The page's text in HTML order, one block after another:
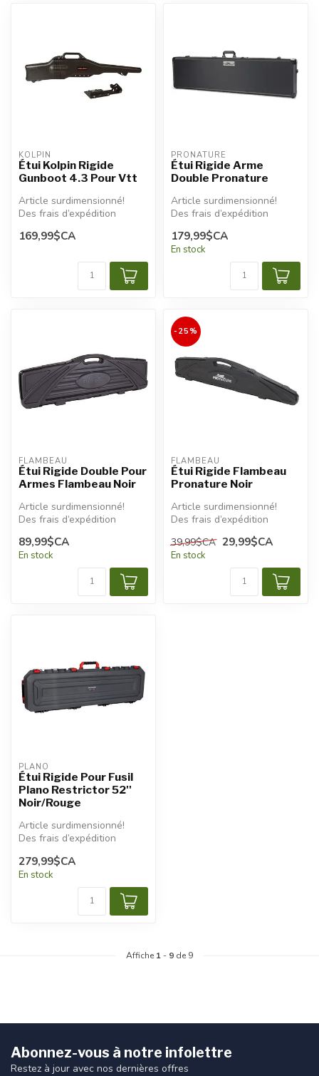
KOLPIN
Étui Kolpin Rigide
Gunboot 4.3 Pour Vtt
Article surdimensionné!
Des frais d’expédition
appliqués.
169,99$CA
PRONATURE
Étui Rigide Arme
Double Pronature
Article surdimensionné!
Des frais d’expédition
appliqués.
179,99$CA
En stock
FLAMBEAU
Étui Rigide Double Pour
Armes Flambeau Noir
Article surdimensionné!
Des frais d’expédition
additionnels seront
appliqués.
89,99$CA
En stock
-25%
FLAMBEAU
Étui Rigide Flambeau
Pronature Noir
Article surdimensionné!
Des frais d’expédition
additionnels seront
appliqués.
39,99$CA 29,99$CA
En stock
PLANO
Étui Rigide Pour Fusil
Plano Restrictor 52''
Noir/Rouge
Article surdimensionné!
Des frais d’expédition
appliqués...
279,99$CA
En stock
Affiche 1 - 9 de 9
Abonnez-vous à notre infolettre
Restez à jour avec nos dernières offres